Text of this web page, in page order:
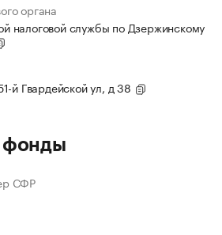
органа
налоговой службы по Дзержинскому
й Гвардейской ул, д 38
фонды
СФР